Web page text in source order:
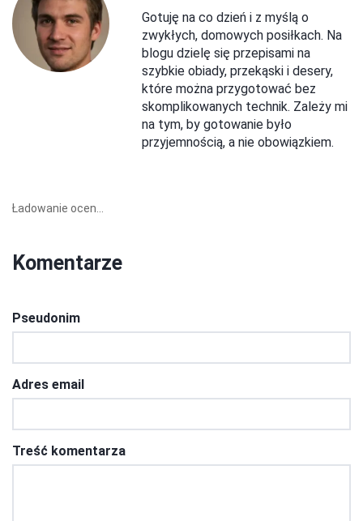
Gotuję na co dzień i z myślą o
zwykłych, domowych posiłkach. Na
blogu dzielę się przepisami na
szybkie obiady, przekąski i desery,
które można przygotować bez
skomplikowanych technik. Zależy mi
na tym, by gotowanie było
przyjemnością, a nie obowiązkiem.
Ładowanie ocen...
Komentarze
Pseudonim
Adres email
Treść komentarza